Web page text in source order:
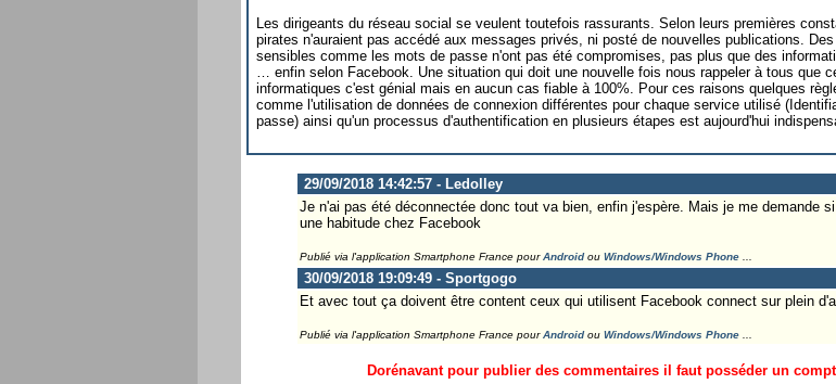
Les dirigeants du réseau social se veulent toutefois rassurants. Selon leurs premières
pirates n'auraient pas accédé aux messages privés, ni posté de nouvelles publications.
sensibles comme les mots de passe n'ont pas été compromises, pas plus que des
… enfin selon Facebook. Une situation qui doit une nouvelle fois nous rappeler à tous que
informatiques c'est génial mais en aucun cas fiable à 100%. Pour ces raisons quelques
comme l'utilisation de données de connexion différentes pour chaque service utilisé
passe) ainsi qu'un processus d'authentification en plusieurs étapes est aujourd'hui
29/09/2018 14:42:57 - Ledolley
Je n'ai pas été déconnectée donc tout va bien, enfin j'espère. Mais je me demande
une habitude chez Facebook
Publié via l'application Smartphone France pourAndroidou Windows/Windows Phone...
30/09/2018 19:09:49 - Sportgogo
Et avec tout ça doivent être content ceux qui utilisent Facebook connect sur plein
Publié via l'application Smartphone France pourAndroidou Windows/Windows Phone...
Dorénavant pour publier des commentaires il faut posséder un